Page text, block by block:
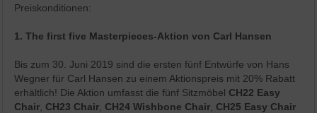
Preiskonditionen:
1. The first five Masterpieces-Aktion von Carl Hansen
Bis zum 30. Juni 2019 sind die ersten fünf Entwürfe von Hans
Wegner für Carl Hansen zu einem Aktionspreis mit 20% Rabatt
erhältlich! Die Aktion umfasst die fünf Sitzmöbel CH22 Easy
Chair CH23 Chair CH24 Wishbone Chair CH25 Easy Chair